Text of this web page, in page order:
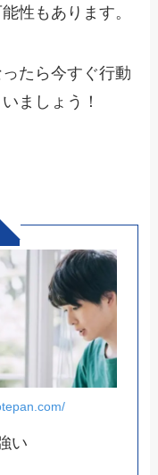
性もあります。
たら今すぐ行動
ましょう！
い